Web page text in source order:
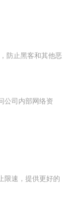
防止黑客和其他恶
公司内部网络资
限速，提供更好的